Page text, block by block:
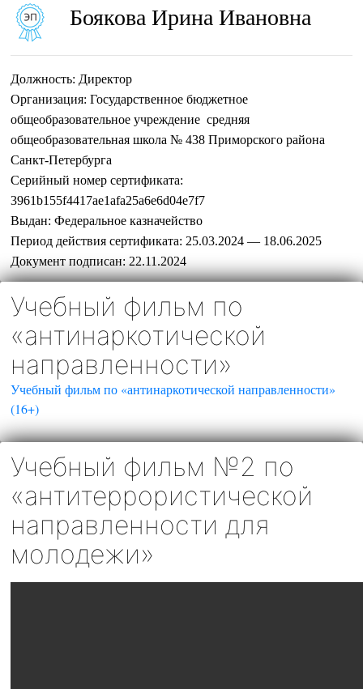
Боякова Ирина Ивановна
Должность: Директор
Организация: Государственное бюджетное
общеобразовательное учреждение средняя
общеобразовательная школа № 438 Приморского района
Санкт-Петербурга
Серийный номер сертификата:
3961b155f4417ae1afa25a6e6d04e7f7
Выдан: Федеральное казначейство
Период действия сертификата: 25.03.2024 — 18.06.2025
Документ подписан: 22.11.2024
Учебный фильм по
«антинаркотической
направленности»
Учебный фильм по «антинаркотической направленности»
(16+)
Учебный фильм №2 по
«антитеррористической
направленности для
молодежи»